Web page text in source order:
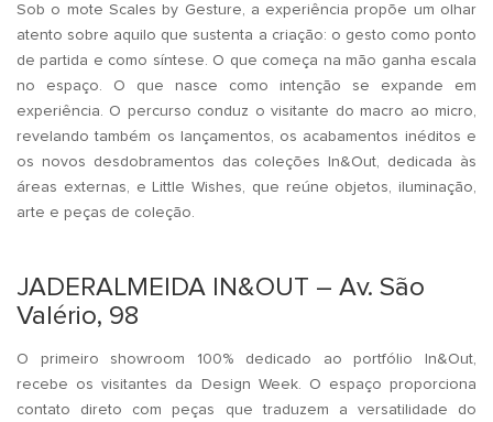
Sob o mote Scales by Gesture, a experiência propõe um olhar
atento sobre aquilo que sustenta a criação: o gesto como ponto
de partida e como síntese. O que começa na mão ganha escala
no espaço. O que nasce como intenção se expande em
experiência. O percurso conduz o visitante do macro ao micro,
revelando também os lançamentos, os acabamentos inéditos e
os novos desdobramentos das coleções In&Out, dedicada às
áreas externas, e Little Wishes, que reúne objetos, iluminação,
arte e peças de coleção.
JADERALMEIDA IN&OUT – Av. São
Valério, 98
O primeiro showroom 100% dedicado ao portfólio In&Out,
recebe os visitantes da Design Week. O espaço proporciona
contato direto com peças que traduzem a versatilidade do